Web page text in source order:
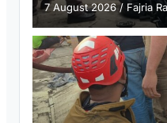
7 August 2026/ Fajria